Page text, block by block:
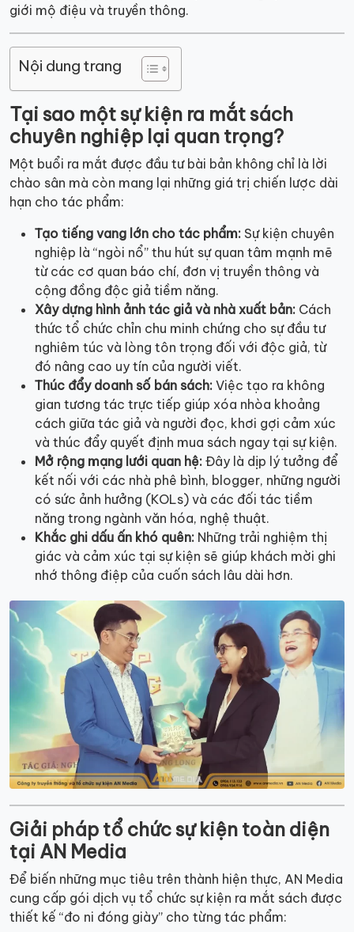
giới mộ điệu và truyền thông.
Nội dung trang
Tại sao một sự kiện ra mắt sách
chuyên nghiệp lại quan trọng?
Một buổi ra mắt được đầu tư bài bản không chỉ là lời
chào sân mà còn mang lại những giá trị chiến lược dài
hạn cho tác phẩm:
Tạo tiếng vang lớn cho tác phẩm: Sự kiện chuyên
nghiệp là “ngòi nổ” thu hút sự quan tâm mạnh mẽ
từ các cơ quan báo chí, đơn vị truyền thông và
cộng đồng độc giả tiềm năng.
Xây dựng hình ảnh tác giả và nhà xuất bản: Cách
thức tổ chức chỉn chu minh chứng cho sự đầu tư
nghiêm túc và lòng tôn trọng đối với độc giả, từ
đó nâng cao uy tín của người viết.
Thúc đẩy doanh số bán sách: Việc tạo ra không
gian tương tác trực tiếp giúp xóa nhòa khoảng
cách giữa tác giả và người đọc, khơi gợi cảm xúc
và thúc đẩy quyết định mua sách ngay tại sự kiện.
Mở rộng mạng lưới quan hệ: Đây là dịp lý tưởng để
kết nối với các nhà phê bình, blogger, những người
có sức ảnh hưởng (KOLs) và các đối tác tiềm
năng trong ngành văn hóa, nghệ thuật.
Khắc ghi dấu ấn khó quên: Những trải nghiệm thị
giác và cảm xúc tại sự kiện sẽ giúp khách mời ghi
nhớ thông điệp của cuốn sách lâu dài hơn.
Giải pháp tổ chức sự kiện toàn diện
tại AN Media
Để biến những mục tiêu trên thành hiện thực, AN Media
cung cấp gói dịch vụ tổ chức sự kiện ra mắt sách được
thiết kế “đo ni đóng giày” cho từng tác phẩm: